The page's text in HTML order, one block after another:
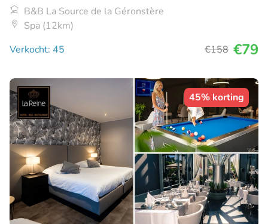
B&B La Source de la Géronstère
Spa (12km)
Verkocht: 45
€158 €79
45% korting